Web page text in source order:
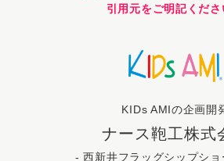
引用元をご明記くださ
KIDs AMIの企画開
ナース鞄工株式
- 西新井フラッグシップショ